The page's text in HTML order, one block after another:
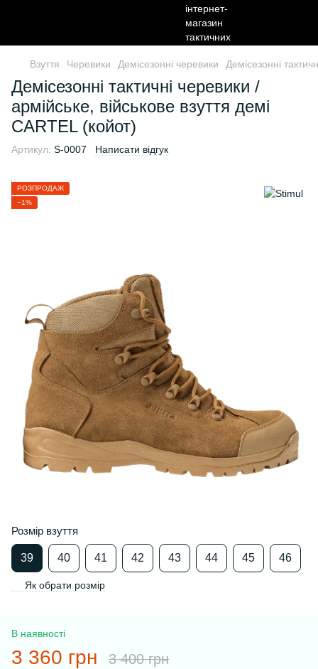
Взуття Черевики Демісезонні черевики Демісезонні
Демісезонні тактичні черевики /
армійське, військове взуття демі
CARTEL (койот)
Артикул: S-0007 Написати відгук
РОЗПРОДАЖ
−1%
Розмір взуття
39 40 41 42 43 44 45 46
Як обрати розмір
В наявності
3 360 грн 3 400 грн